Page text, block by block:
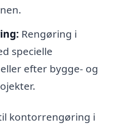
Rengøring i
specielle
efter bygge- og
kontorrengøring i